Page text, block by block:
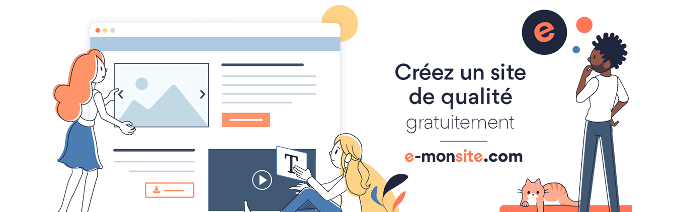
Zenergym Bordeaux
forme corps-esprit. conscience zen, méditation, sophro, naturo, développement trans-personnel. zenergym
Contact Reservation Achat Panier